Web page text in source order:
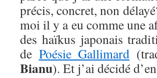
précis, concret, non
moi il y a eu comme une
des haïkus japonais
de Poésie Gallimard
Bianu). Et j’ai décidé